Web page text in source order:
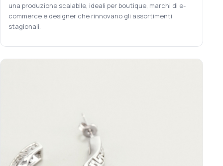
una produzione scalabile, ideali per boutique, marchi di e-
commerce e designer che rinnovano gli assortimenti
stagionali.